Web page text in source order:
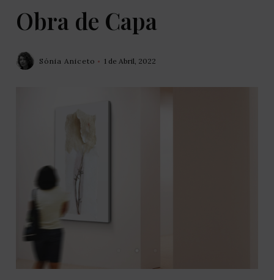
Obra de Capa
Sónia Aniceto 1 de Abril, 2022